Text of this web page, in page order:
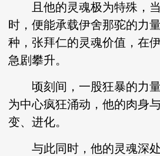
且他的灵魂极为特殊，当
时，便能承载伊舍那驼的力
种，张拜仁的灵魂价值，在
急剧攀升。
顷刻间，一股狂暴的力量
为中心疯狂涌动，他的肉身
变、进化。
与此同时，他的灵魂深处